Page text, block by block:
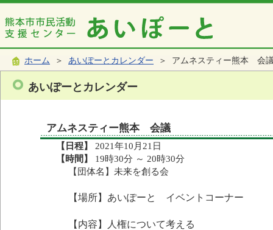
ホーム ＞ あいぽーとカレンダー ＞ アムネスティー熊本 会
あいぽーとカレンダー
アムネスティー熊本 会議
【日程】
2021年10月21日
【時間】
19時30分 ～ 20時30分
【団体名】未来を創る会
【場所】あいぽーと イベントコーナー
【内容】人権について考える